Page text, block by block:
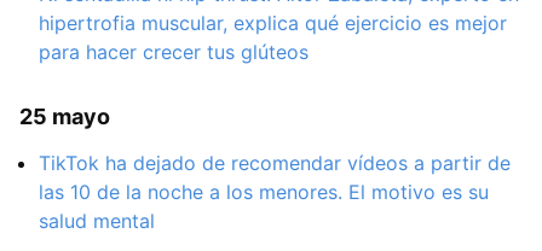
hipertrofia muscular, explica qué ejercicio es mejor
para hacer crecer tus glúteos
25 mayo
TikTok ha dejado de recomendar vídeos a partir de
las 10 de la noche a los menores. El motivo es su
salud mental